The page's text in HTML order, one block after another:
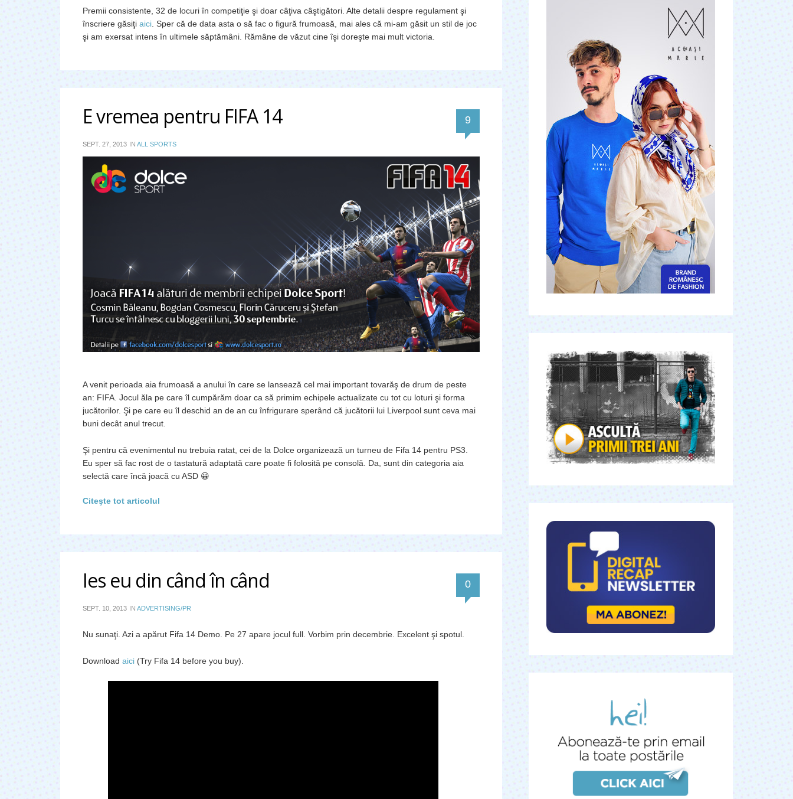
Premii consistente, 32 de locuri în competiţie şi doar câţiva câştigători. Alte detalii despre regulament şi
înscriere găsiţi aici. Sper că de data asta o să fac o figură frumoasă, mai ales că mi-am găsit un stil de joc
şi am exersat intens în ultimele săptămâni. Rămâne de văzut cine îşi doreşte mai mult victoria.
E vremea pentru FIFA 14 9comentarii
SEPT. 27, 2013 IN ALL SPORTS
A venit perioada aia frumoasă a anului în care se lansează cel mai important tovarăş de drum de peste
an: FIFA. Jocul ăla pe care îl cumpărăm doar ca să primim echipele actualizate cu tot cu loturi şi forma
jucătorilor. Şi pe care eu îl deschid an de an cu înfrigurare sperând că jucătorii lui Liverpool sunt ceva mai
buni decât anul trecut.
Şi pentru că evenimentul nu trebuia ratat, cei de la Dolce organizează un turneu de Fifa 14 pentru PS3.
Eu sper să fac rost de o tastatură adaptată care poate fi folosită pe consolă. Da, sunt din categoria aia
selectă care încă joacă cu ASD 😀
Citeşte tot articolul
Ies eu din când în când 0
SEPT. 10, 2013 IN ADVERTISING/PR
Nu sunaţi. Azi a apărut Fifa 14 Demo. Pe 27 apare jocul full. Vorbim prin decembrie. Excelent şi spotul.
Download aici(Try Fifa 14 before you buy).